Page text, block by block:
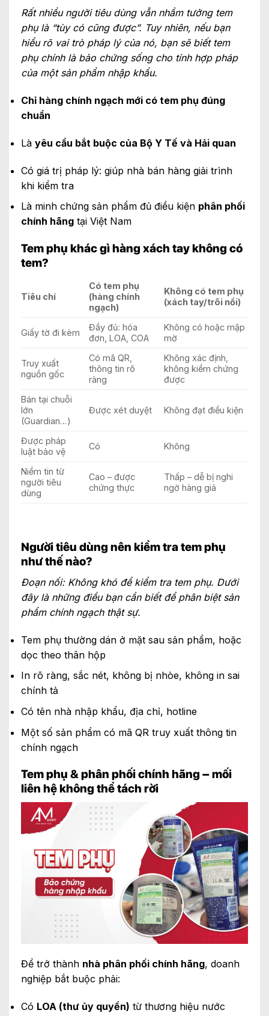
Rất nhiều người tiêu dùng vẫn nhầm tưởng tem
phụ là “tùy có cũng được”. Tuy nhiên, nếu bạn
hiểu rõ vai trò pháp lý của nó, bạn sẽ biết tem
phụ chính là bảo chứng sống cho tính hợp pháp
của một sản phẩm nhập khẩu.
Chỉ hàng chính ngạch mới có tem phụ đúng
chuẩn
Là yêu cầu bắt buộc của Bộ Y Tế và Hải quan
Có giá trị pháp lý: giúp nhà bán hàng giải trình
khi kiểm tra
Là minh chứng sản phẩm đủ điều kiện phân phối
chính hãng tại Việt Nam
Tem phụ khác gì hàng xách tay không có
tem?
Tiêu chí
Có tem phụ
(hàng chính
ngạch)
Không có tem phụ
(xách tay/trôi nổi)
Giấy tờ đi kèm
Đầy đủ: hóa
đơn, LOA, COA
Không có hoặc mập
mờ
Truy xuất
nguồn gốc
Có mã QR,
thông tin rõ
ràng
Không xác định,
không kiểm chứng
được
Bán tại chuỗi
lớn
(Guardian…)
Được xét duyệt Không đạt điều kiện
Được pháp
luật bảo vệ
Có Không
Niềm tin từ
người tiêu
dùng
Cao – được
chứng thực
Thấp – dễ bị nghi
ngờ hàng giả
Người tiêu dùng nên kiểm tra tem phụ
như thế nào?
Đoạn nối: Không khó để kiểm tra tem phụ. Dưới
đây là những điều bạn cần biết để phân biệt sản
phẩm chính ngạch thật sự.
Tem phụ thường dán ở mặt sau sản phẩm, hoặc
dọc theo thân hộp
In rõ ràng, sắc nét, không bị nhòe, không in sai
chính tả
Có tên nhà nhập khẩu, địa chỉ, hotline
Một số sản phẩm có mã QR truy xuất thông tin
chính ngạch
Tem phụ & phân phối chính hãng – mối
liên hệ không thể tách rời
Để trở thành nhà phân phối chính hãng, doanh
nghiệp bắt buộc phải:
Có LOA (thư ủy quyền) từ thương hiệu nước